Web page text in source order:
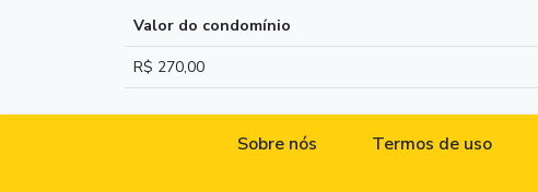
Valor do condomínio
R$ 270,00
Sobre nós Termos de uso